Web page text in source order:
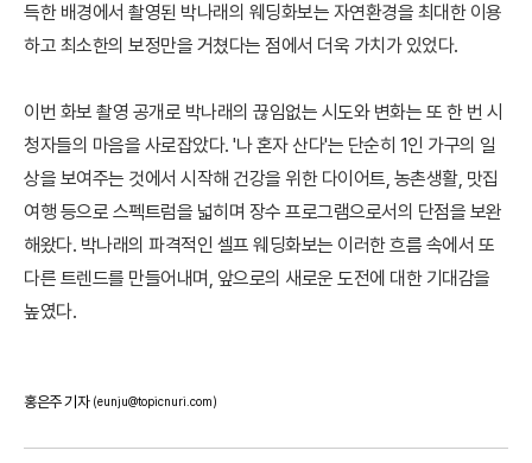
득한 배경에서 촬영된 박나래의 웨딩화보는 자연환경을 최대한 이용
하고 최소한의 보정만을 거쳤다는 점에서 더욱 가치가 있었다.
이번 화보 촬영 공개로 박나래의 끊임없는 시도와 변화는 또 한 번 시
청자들의 마음을 사로잡았다. '나 혼자 산다'는 단순히 1인 가구의 일
상을 보여주는 것에서 시작해 건강을 위한 다이어트, 농촌생활, 맛집
여행 등으로 스펙트럼을 넓히며 장수 프로그램으로서의 단점을 보완
해왔다. 박나래의 파격적인 셀프 웨딩화보는 이러한 흐름 속에서 또
다른 트렌드를 만들어내며, 앞으로의 새로운 도전에 대한 기대감을
높였다.
홍은주 기자 (eunju@topicnuri.com)